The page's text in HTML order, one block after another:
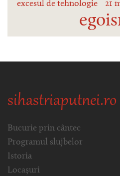
excesul de tehnologie 21
sihastriaputnei.ro
Bucurie prin cântec
Programul slujbelor
Istoria
Locașuri